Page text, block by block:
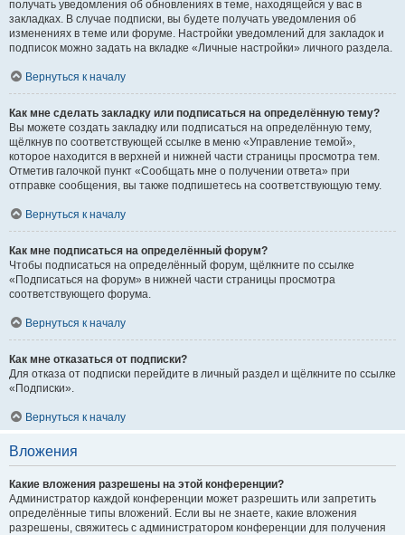
получать уведомления об обновлениях в теме, находящейся у вас в
закладках. В случае подписки, вы будете получать уведомления об
изменениях в теме или форуме. Настройки уведомлений для закладок и
подписок можно задать на вкладке «Личные настройки» личного раздела.
Вернуться к началу
Как мне сделать закладку или подписаться на определённую тему?
Вы можете создать закладку или подписаться на определённую тему,
щёлкнув по соответствующей ссылке в меню «Управление темой»,
которое находится в верхней и нижней части страницы просмотра тем.
Отметив галочкой пункт «Сообщать мне о получении ответа» при
отправке сообщения, вы также подпишетесь на соответствующую тему.
Вернуться к началу
Как мне подписаться на определённый форум?
Чтобы подписаться на определённый форум, щёлкните по ссылке
«Подписаться на форум» в нижней части страницы просмотра
соответствующего форума.
Вернуться к началу
Как мне отказаться от подписки?
Для отказа от подписки перейдите в личный раздел и щёлкните по ссылке
«Подписки».
Вернуться к началу
Вложения
Какие вложения разрешены на этой конференции?
Администратор каждой конференции может разрешить или запретить
определённые типы вложений. Если вы не знаете, какие вложения
разрешены, свяжитесь с администратором конференции для получения